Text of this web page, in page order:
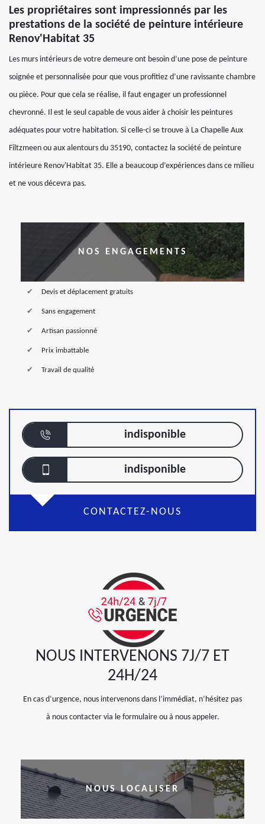
Les propriétaires sont impressionnés par les
prestations de la société de peinture intérieure
Renov'Habitat 35
Les murs intérieurs de votre demeure ont besoin d’une pose de peinture
soignée et personnalisée pour que vous profitiez d’une ravissante chambre
ou pièce. Pour que cela se réalise, il faut engager un professionnel
chevronné. Il est le seul capable de vous aider à choisir les peintures
adéquates pour votre habitation. Si celle-ci se trouve à La Chapelle Aux
Filtzmeen ou aux alentours du 35190, contactez la société de peinture
intérieure Renov'Habitat 35. Elle a beaucoup d’expériences dans ce milieu
et ne vous décevra pas.
NOS ENGAGEMENTS
Devis et déplacement gratuits
Sans engagement
Artisan passionné
Prix imbattable
Travail de qualité
indisponible
indisponible
CONTACTEZ-NOUS
NOUS INTERVENONS 7J/7 ET
24H/24
En cas d’urgence, nous intervenons dans l’immédiat, n’hésitez pas
à nous contacter via le formulaire ou à nous appeler.
NOUS LOCALISER